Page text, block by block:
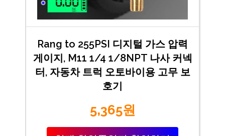
Rang to 255PSI 디지털 가스 압력
게이지, M11 1/4 1/8NPT 나사 커넥
터, 자동차 트럭 오토바이용 고무 보
호기
5,365원